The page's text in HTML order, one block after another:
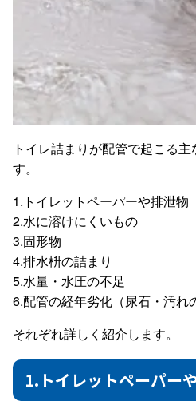
トイレ詰まりが配管で起こる
す。
1.トイレットペーパーや排泄物
2.水に溶けにくいもの
3.固形物
4.排水枡の詰まり
5.水量・水圧の不足
6.配管の経年劣化（尿石・汚れ
それぞれ詳しく紹介します。
1.トイレットペーパー